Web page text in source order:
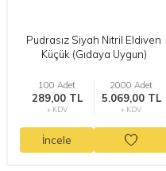
Pudrasız Siyah Nitril Eldiven
Küçük (Gıdaya Uygun)
100 Adet
289,00 TL
+ KDV
2000 Adet
5.069,00 TL
+ KDV
İncele